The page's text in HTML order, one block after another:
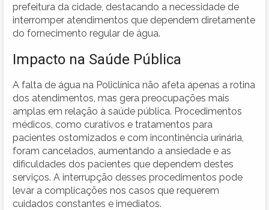
prefeitura da cidade, destacando a necessidade de
interromper atendimentos que dependem diretamente
do fornecimento regular de água.
Impacto na Saúde Pública
A falta de água na Policlínica não afeta apenas a rotina
dos atendimentos, mas gera preocupações mais
amplas em relação à saúde pública. Procedimentos
médicos, como curativos e tratamentos para
pacientes ostomizados e com incontinência urinária,
foram cancelados, aumentando a ansiedade e as
dificuldades dos pacientes que dependem destes
serviços. A interrupção desses procedimentos pode
levar a complicações nos casos que requerem
cuidados constantes e imediatos.